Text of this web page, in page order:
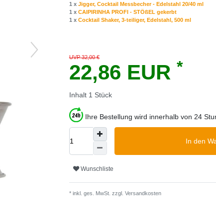
1 x Jigger, Cocktail Messbecher - Edelstahl 20/40 ml
1 x CAIPIRINHA PROFI - STÖßEL gekerbt
1 x Cocktail Shaker, 3-teiliger, Edelstahl, 500 ml
UVP 32,00 €
22,86 EUR *
Inhalt 1 Stück
Ihre Bestellung wird innerhalb von 24
In den
Wunschliste
* inkl. ges. MwSt. zzgl. Versandkosten